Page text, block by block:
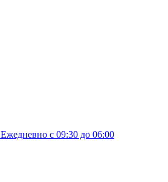
Ежедневно с 09:30 до 06:00